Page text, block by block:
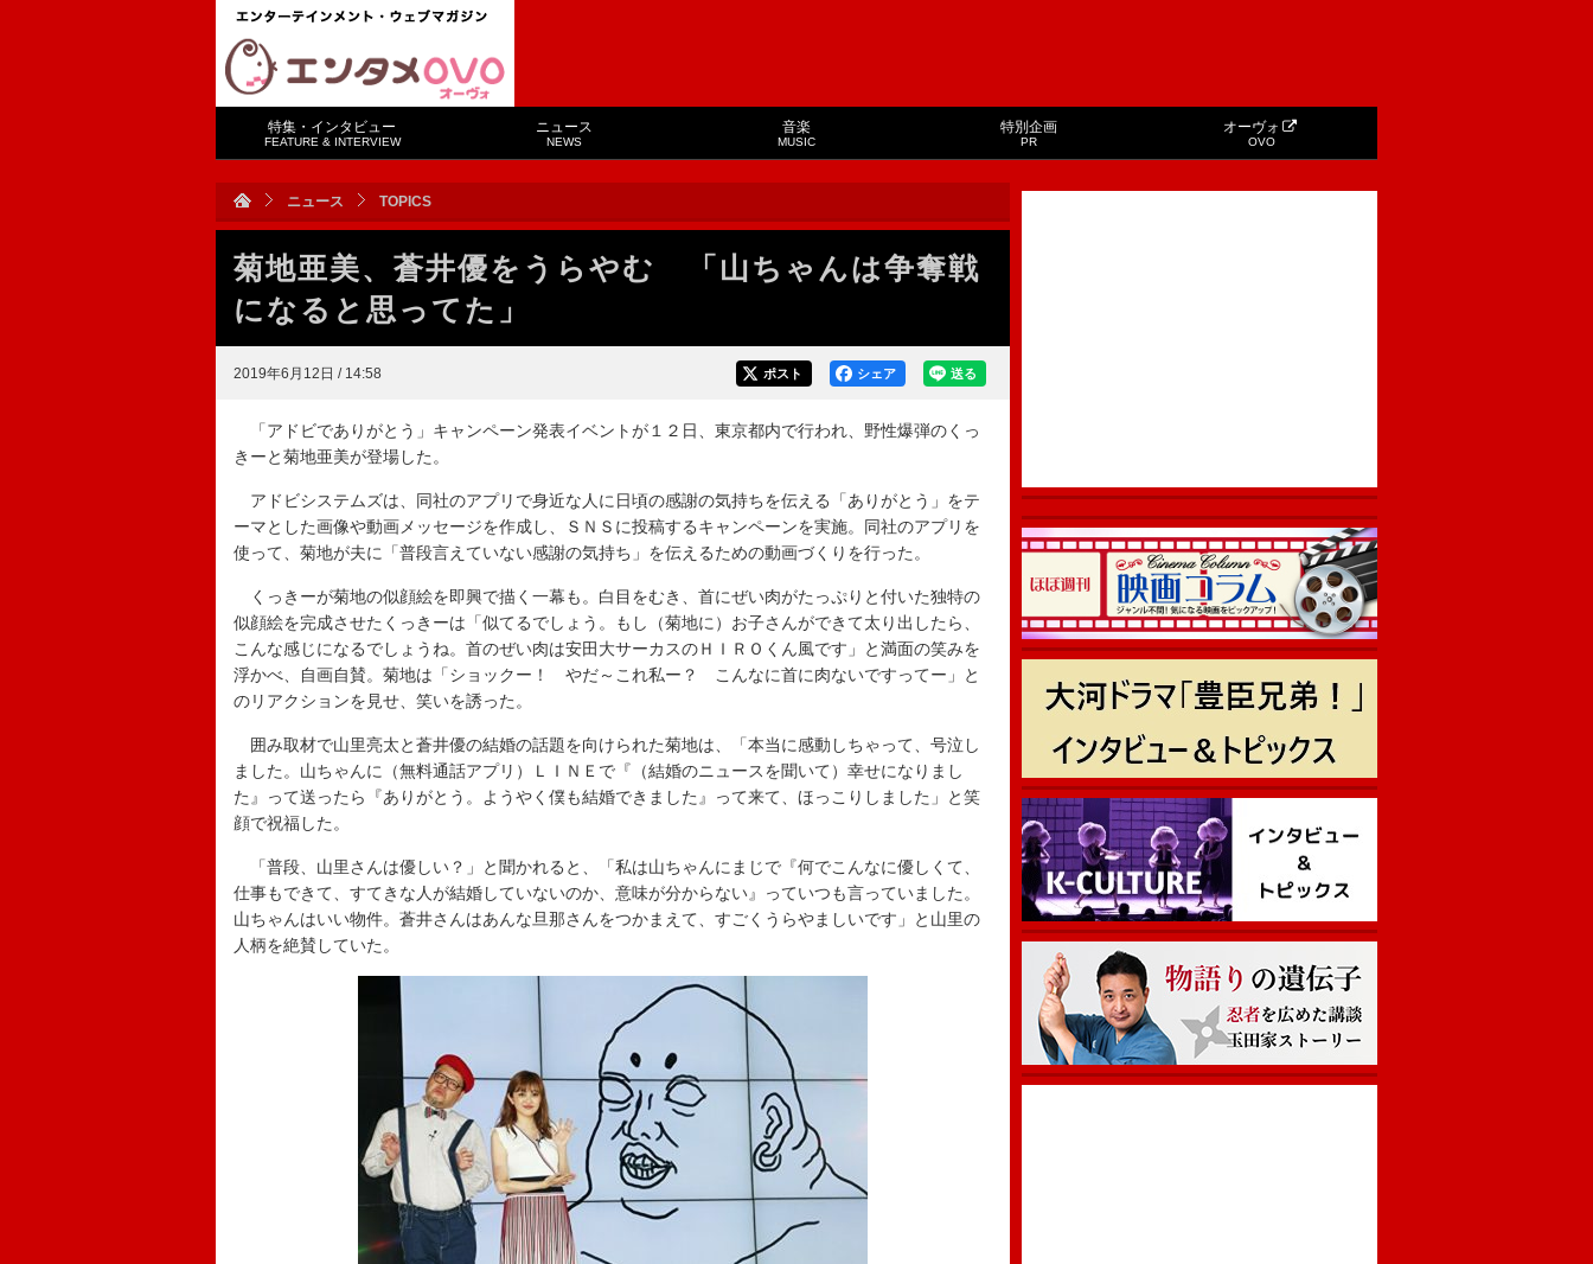
特集・インタビュー
FEATURE & INTERVIEW
ニュース
NEWS
音楽
MUSIC
特別企画
PR
オーヴォ
OVO
ニュース TOPICS
菊地亜美、蒼井優をうらやむ 「山ちゃんは争奪戦
になると思ってた」
2019年6月12日 / 14:58 送る
シェア
ポスト
「アドビでありがとう」キャンペーン発表イベントが１２日、東京都内で行われ、野性爆弾のくっ
きーと菊地亜美が登場した。
アドビシステムズは、同社のアプリで身近な人に日頃の感謝の気持ちを伝える「ありがとう」をテ
ーマとした画像や動画メッセージを作成し、ＳＮＳに投稿するキャンペーンを実施。同社のアプリを
使って、菊地が夫に「普段言えていない感謝の気持ち」を伝えるための動画づくりを行った。
くっきーが菊地の似顔絵を即興で描く一幕も。白目をむき、首にぜい肉がたっぷりと付いた独特の
似顔絵を完成させたくっきーは「似てるでしょう。もし（菊地に）お子さんができて太り出したら、
こんな感じになるでしょうね。首のぜい肉は安田大サーカスのＨＩＲＯくん風です」と満面の笑みを
浮かべ、自画自賛。菊地は「ショックー！ やだ～これ私ー？ こんなに首に肉ないですってー」と
のリアクションを見せ、笑いを誘った。
囲み取材で山里亮太と蒼井優の結婚の話題を向けられた菊地は、「本当に感動しちゃって、号泣し
ました。山ちゃんに（無料通話アプリ）ＬＩＮＥで『（結婚のニュースを聞いて）幸せになりまし
た』って送ったら『ありがとう。ようやく僕も結婚できました』って来て、ほっこりしました」と笑
顔で祝福した。
「普段、山里さんは優しい？」と聞かれると、「私は山ちゃんにまじで『何でこんなに優しくて、
仕事もできて、すてきな人が結婚していないのか、意味が分からない』っていつも言っていました。
山ちゃんはいい物件。蒼井さんはあんな旦那さんをつかまえて、すごくうらやましいです」と山里の
人柄を絶賛していた。